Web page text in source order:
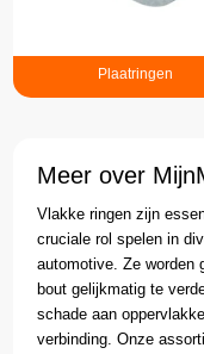
Meer over
Vlakke ringen zijn
cruciale rol spelen in
automotive. Ze worden
bout gelijkmatig te
schade aan
verbinding. Onze
Plaatringen